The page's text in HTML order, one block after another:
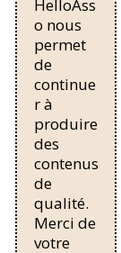
pour une
régularisati
on,
passant de
trois...
HelloAss
o nous
permet
de
continue
r à
produire
des
contenus
de
qualité.
Merci de
votre